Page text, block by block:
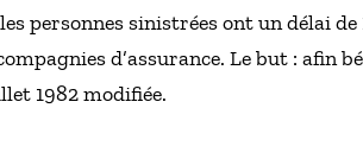
personnes sinistrées ont un délai
d’assurance. Le but : afin
1982 modifiée.